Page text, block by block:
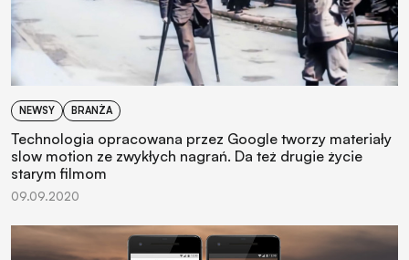
NEWSY BRANŻA
Technologia opracowana przez Google tworzy materiały
slow motion ze zwykłych nagrań. Da też drugie życie
starym filmom
09.09.2020